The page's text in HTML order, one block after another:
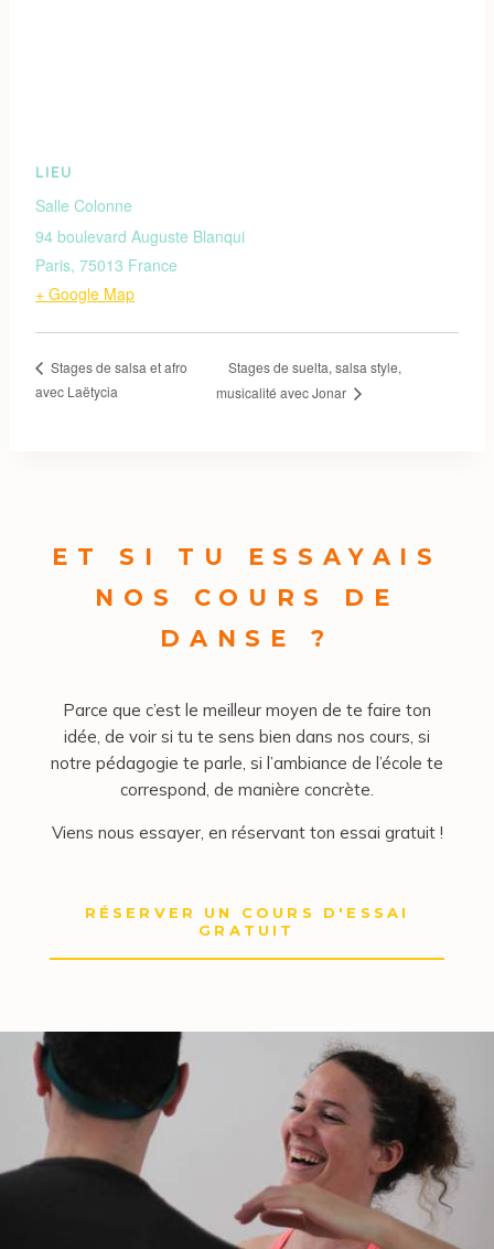
LIEU
Salle Colonne
94 boulevard Auguste Blanqui
Paris, 75013 France
+ Google Map
Stages de salsa et afro
avec Laëtycia
Stages de suelta, salsa style,
musicalité avec Jonar
ET SI TU ESSAYAIS
NOS COURS DE
DANSE ?
Parce que c’est le meilleur moyen de te faire ton
idée, de voir si tu te sens bien dans nos cours, si
notre pédagogie te parle, si l’ambiance de l’école te
correspond, de manière concrète.
Viens nous essayer, en réservant ton essai gratuit !
RÉSERVER UN COURS D'ESSAI
GRATUIT